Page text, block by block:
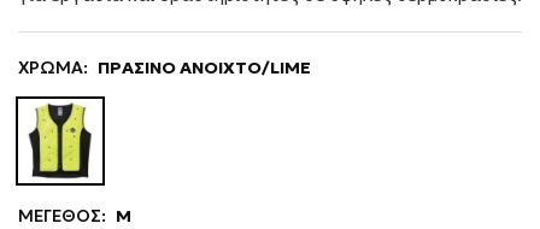
ΧΡΩΜΑ: ΠΡΑΣΙΝΟ ΑΝΟΙΧΤΟ/LIME
ΜΕΓΕΘΟΣ: M